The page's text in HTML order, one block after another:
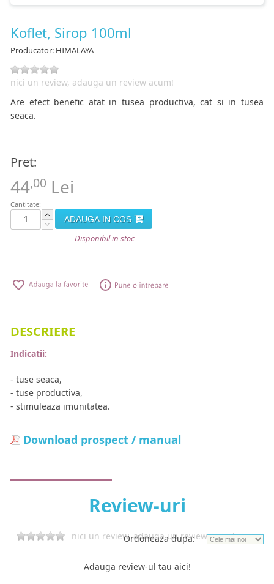
Koflet, Sirop 100ml
Producator: HIMALAYA
nici un review, adauga un review acum!
Are efect benefic atat in tusea productiva, cat si in tusea
seaca.
Pret:
44,00 Lei
Cantitate:
ADAUGA IN COS
Disponibil in stoc
DESCRIERE
Indicatii:
- tuse seaca,
- tuse productiva,
- stimuleaza imunitatea.
Download prospect / manual
Review-uri
nici un review, adauga un review acum!
Ordoneaza dupa:
Adauga review-ul tau aici!